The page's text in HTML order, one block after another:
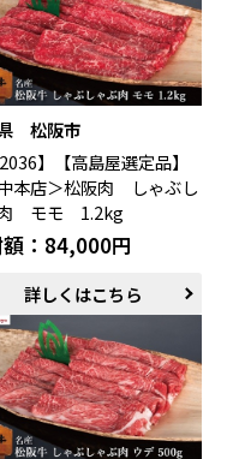
松阪市
】【高島屋選定品】
本店＞松阪肉 しゃぶし
モモ 1.2kg
：84,000円
詳しくはこちら